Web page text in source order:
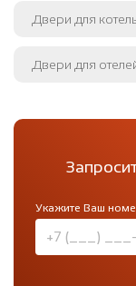
Двери для
Двери для
Укажите Ваш